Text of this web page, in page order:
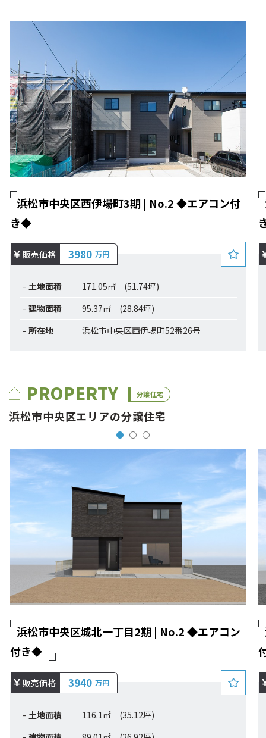
浜松市中央区西伊場町3期 | No.2 ◆エアコン付
き◆
販売価格 3980 万円
土地面積
171.05㎡ (51.74坪)
建物面積
95.37㎡ (28.84坪)
所在地
浜松市中央区西伊場町52番26号
PROPERTY 分譲住宅
浜松市中央区エリアの分譲住宅
浜松市中央区城北一丁目2期 | No.2 ◆エアコン
付き◆
販売価格 3940 万円
土地面積
116.1㎡ (35.12坪)